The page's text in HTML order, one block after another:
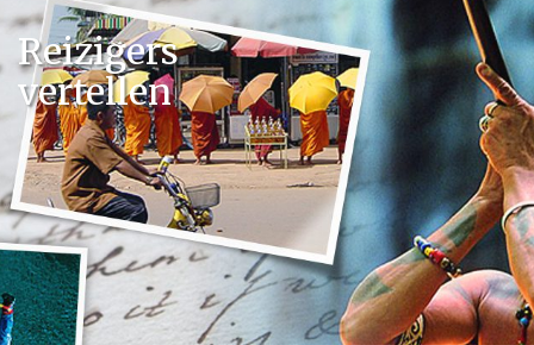
Reizigers
vertellen